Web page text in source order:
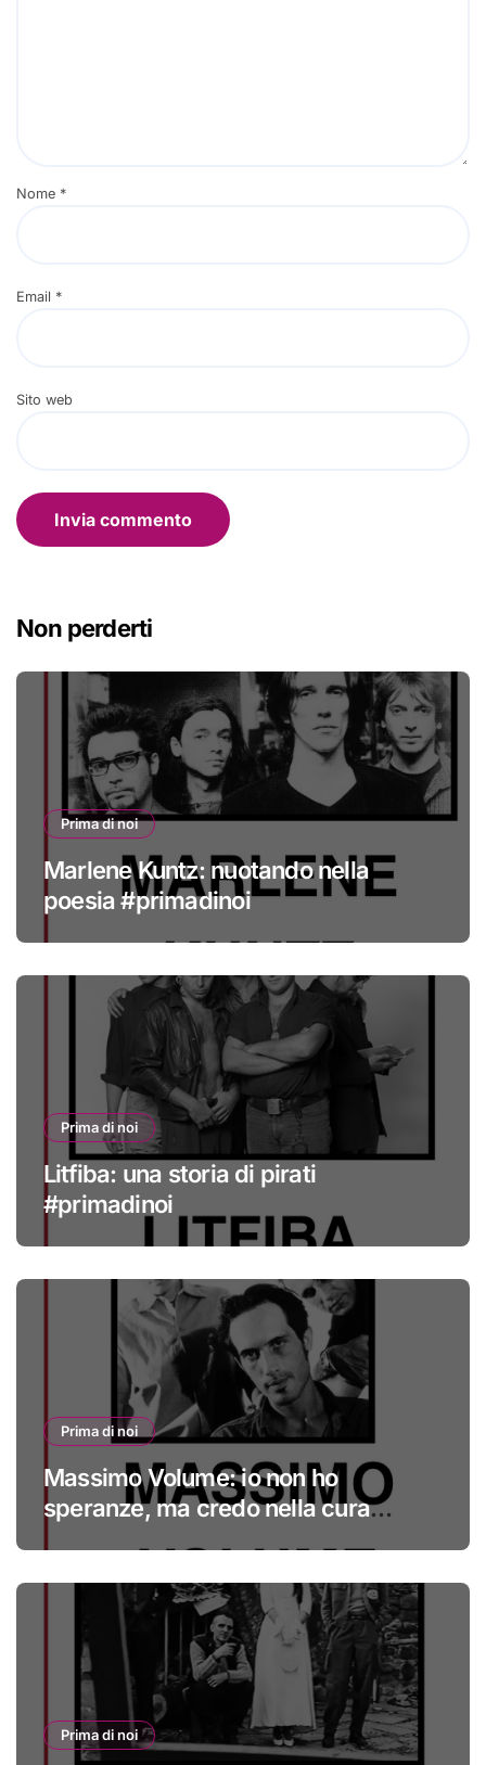
Nome *
Email *
Sito web
Non perderti
Prima di noi
Marlene Kuntz: nuotando nella
poesia #primadinoi
Prima di noi
Litfiba: una storia di pirati
#primadinoi
Prima di noi
Massimo Volume: io non ho
speranze, ma credo nella cura
Prima di noi